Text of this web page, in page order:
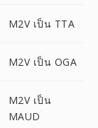
M2V เป็น TTA
M2V เป็น OGA
M2V เป็น
MAUD